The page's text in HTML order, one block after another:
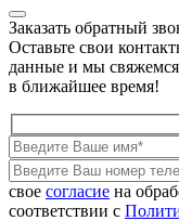
Заказать обратный
Оставьте свои
данные и мы
в ближайшее время!
свое согласие на
соответствии с